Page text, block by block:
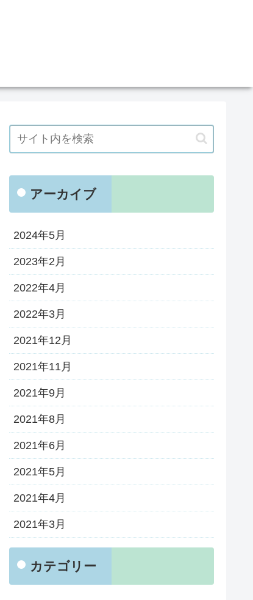
アーカイブ
2024年5月
2023年2月
2022年4月
2022年3月
2021年12月
2021年11月
2021年9月
2021年8月
2021年6月
2021年5月
2021年4月
2021年3月
カテゴリー